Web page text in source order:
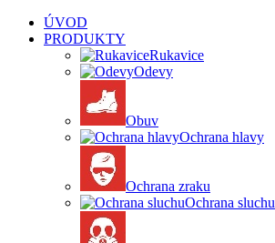
ÚVOD
PRODUKTY
Rukavice
Odevy
Obuv
Ochrana hlavy
Ochrana zraku
Ochrana sluchu